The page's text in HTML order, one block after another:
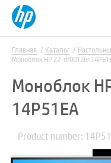
Главная Каталог
Моноблок HP 22-df0012ur
Моноблок
14P51EA
Product number: